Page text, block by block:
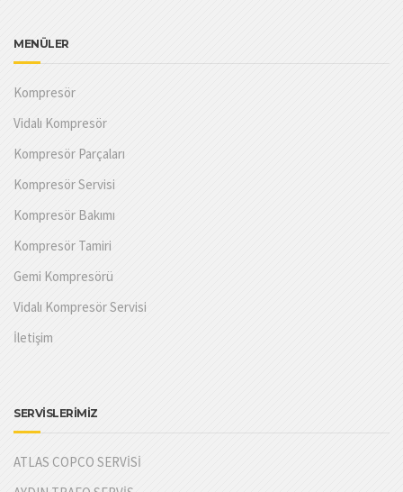
MENÜLER
Kompresör
Vidalı Kompresör
Kompresör Parçaları
Kompresör Servisi
Kompresör Bakımı
Kompresör Tamiri
Gemi Kompresörü
Vidalı Kompresör Servisi
İletişim
SERVİSLERİMİZ
ATLAS COPCO SERVİSİ